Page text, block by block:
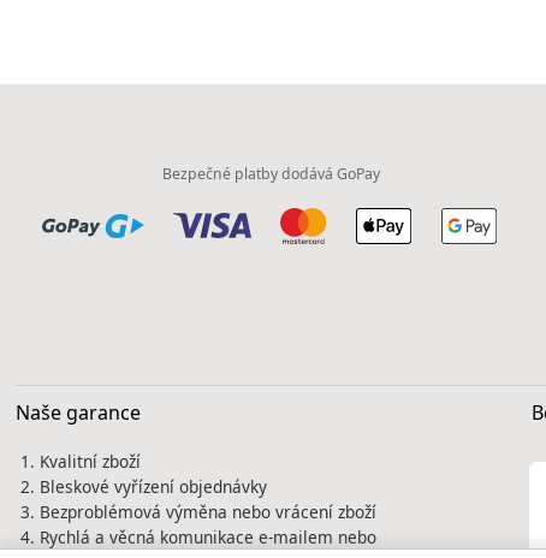
Bezpečné platby dodává GoPay
Naše garance
Kvalitní zboží
Bleskové vyřízení objednávky
Bezproblémová výměna nebo vrácení zboží
Rychlá a věcná komunikace e-mailem nebo